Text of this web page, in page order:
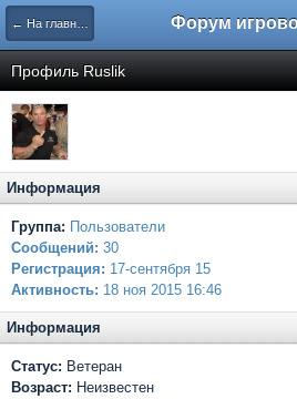
← На главную
Профиль Ruslik
Информация
Группа: Пользователи
Сообщений: 30
Регистрация: 17-сентября 15
Активность: 18 ноя 2015 16:46
Информация
Статус: Ветеран
Возраст: Неизвестен